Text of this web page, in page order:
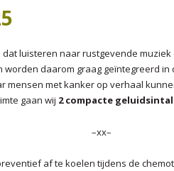
luisteren naar rustgevende
worden daarom graag geïntegreerd
mensen met kanker op verhaal
gaan wij 2 compacte
–xx–
af te koelen tijdens de